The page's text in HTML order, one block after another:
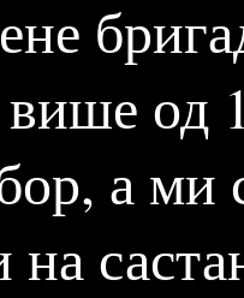
од
а
на